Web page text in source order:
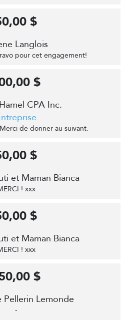
Langlois
pour cet engagement!
$
CPA Inc.
de donner au suivant.
$
et Maman Bianca
! xxx
$
et Maman Bianca
! xxx
$
Pellerin Lemonde
-
$